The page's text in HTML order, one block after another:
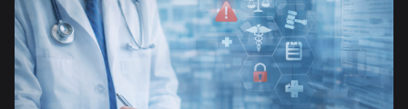
e
r.
Zwischen
Patientenrechten,
Digitalisierung
und
medizinischer